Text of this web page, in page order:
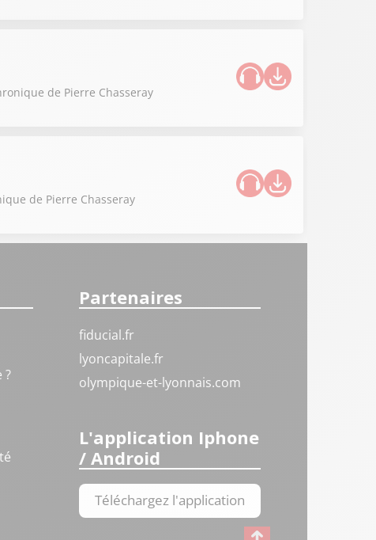
de Pierre Chasseray
de Pierre Chasseray
?
Partenaires
fiducial.fr
lyoncapitale.fr
olympique-et-lyonnais.com
L'application Iphone
/ Android
Téléchargez l'application